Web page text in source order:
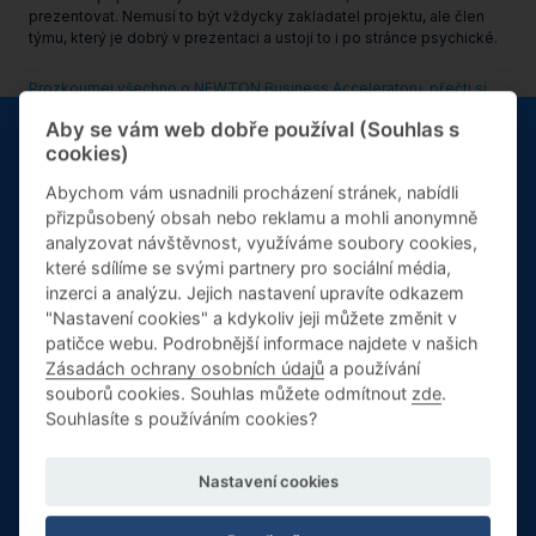
prezentovat. Nemusí to být vždycky zakladatel projektu, ale člen
týmu, který je dobrý v prezentaci a ustojí to i po stránce psychické.
Prozkoumej všechno o NEWTON Business Acceleratoru, přečti si
novinky, ať nepropásneš další běh.
Další články
20. srpna 16:00-17:00
Informační
schůzky k MBA
Zvažujete studium MBA? Přijďte na informační schůzku, kde
se setkáte s garantem programu i budoucími spolužáky.
Aby se vám web dobře používal (Souhlas s
cookies)
Abychom vám usnadnili procházení stránek, nabídli
přizpůsobený obsah nebo reklamu a mohli anonymně
analyzovat návštěvnost, využíváme soubory cookies,
které sdílíme se svými partnery pro sociální média,
inzerci a analýzu. Jejich nastavení upravíte odkazem
"Nastavení cookies" a kdykoliv jeji můžete změnit v
patičce webu. Podrobnější informace najdete v našich
Zásadách ochrany osobních údajů a používání
souborů cookies. Souhlas můžete odmítnout zde.
Souhlasíte s používáním cookies?
Nastavení cookies